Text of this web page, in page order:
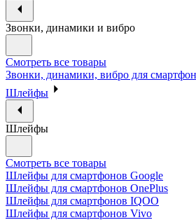
Звонки, динамики и вибро
Смотреть все товары
Звонки, динамики, вибро для
Шлейфы
Шлейфы
Смотреть все товары
Шлейфы для смартфонов Google
Шлейфы для смартфонов OnePlus
Шлейфы для смартфонов IQOO
Шлейфы для смартфонов Vivo